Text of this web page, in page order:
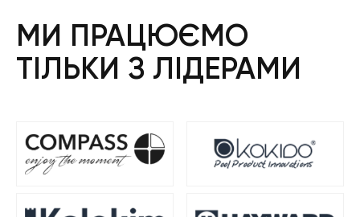
МИ ПРАЦЮЄМО
ТІЛЬКИ З ЛІДЕРАМИ